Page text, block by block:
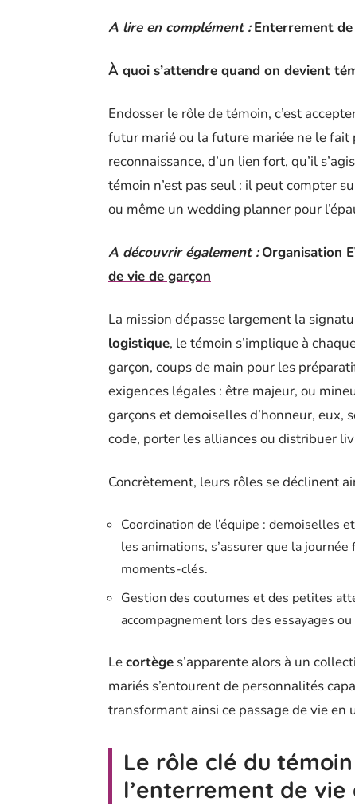
A lire en complément : Enterrement
À quoi s’attendre quand on devient
Endosser le rôle de témoin, c’est
futur marié ou la future mariée ne le fait
reconnaissance, d’un lien fort, qu’il
témoin n’est pas seul : il peut compter
ou même un wedding planner pour
A découvrir également : Organisation
de vie de garçon
La mission dépasse largement la
logistique, le témoin s’implique à
garçon, coups de main pour les
exigences légales : être majeur, ou
garçons et demoiselles d’honneur, eux,
code, porter les alliances ou distribuer
Concrètement, leurs rôles se déclinent
Coordination de l’équipe : demoiselles
les animations, s’assurer que la
moments-clés.
Gestion des coutumes et des petites
accompagnement lors des essayages
Lecortège s’apparente alors à un
mariés s’entourent de personnalités
transformant ainsi ce passage de vie en
Le rôle clé du
l’enterrement de vie